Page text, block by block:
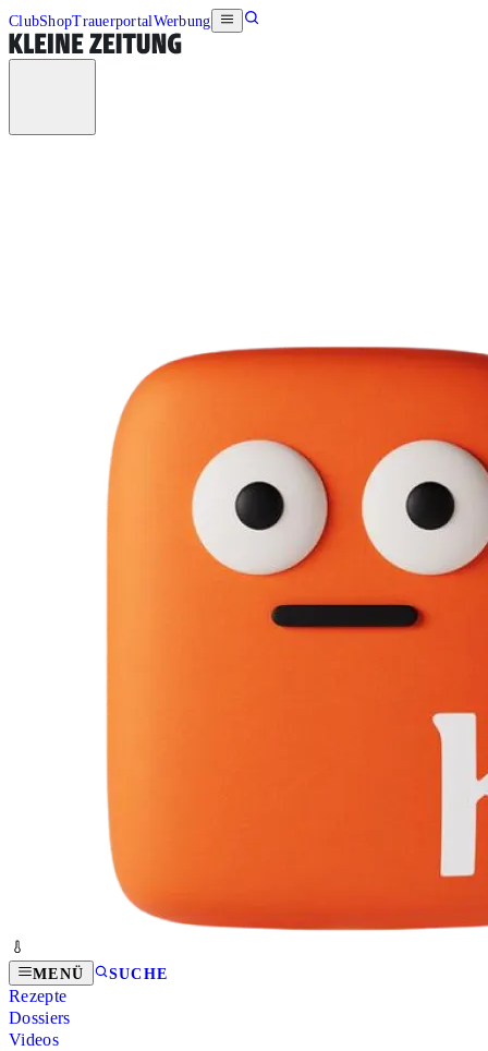
ClubShopTrauerportalWerbung
MENÜ SUCHE
Rezepte
Dossiers
Videos